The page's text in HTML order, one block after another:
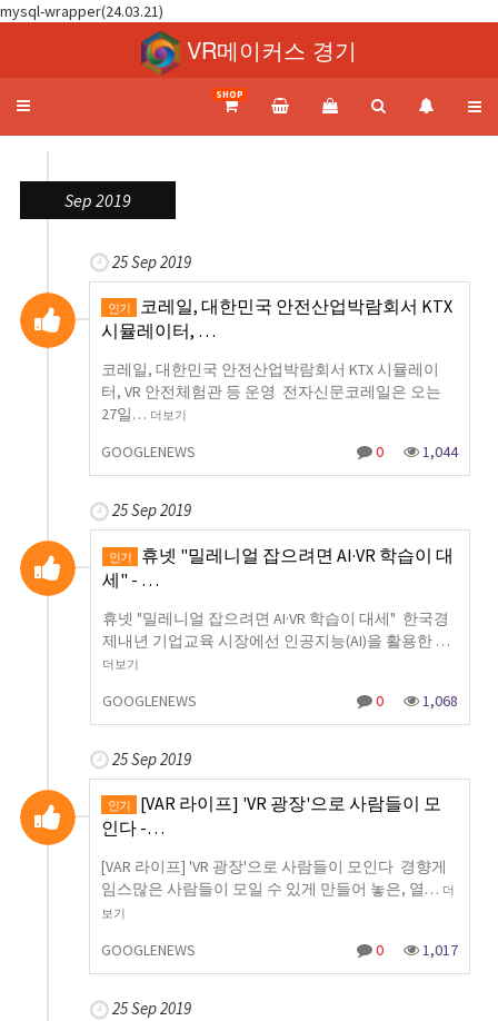
mysql-wrapper(24.03.21)
VR메이커스 경기
Toggle
SHOP
Sep 2019
25 Sep 2019
인기
코레일, 대한민국 안전산업박람회서 KTX
시뮬레이터, …
코레일, 대한민국 안전산업박람회서 KTX 시뮬레이
터, VR 안전체험관 등 운영 전자신문코레일은 오는
27일… 더보기
GOOGLENEWS 0 1,044
25 Sep 2019
인기
휴넷 "밀레니얼 잡으려면 AI·VR 학습이 대
세" - …
휴넷 "밀레니얼 잡으려면 AI·VR 학습이 대세" 한국경
제내년 기업교육 시장에선 인공지능(AI)을 활용한 …
더보기
GOOGLENEWS 0 1,068
25 Sep 2019
인기
[VAR 라이프] 'VR 광장'으로 사람들이 모
인다 -…
[VAR 라이프] 'VR 광장'으로 사람들이 모인다 경향게
임스많은 사람들이 모일 수 있게 만들어 놓은, 열… 더
보기
GOOGLENEWS 0 1,017
25 Sep 2019